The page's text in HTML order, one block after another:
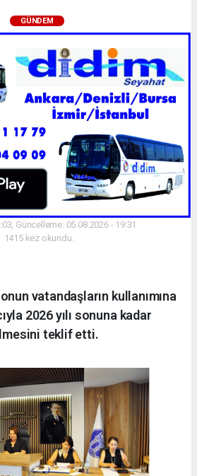
GÜNDEM
Güncelleme: 05.08.2026 - 19:31
1415 kez okundu.
vatandaşların kullanımına
2026 yılı sonuna kadar
teklif etti.